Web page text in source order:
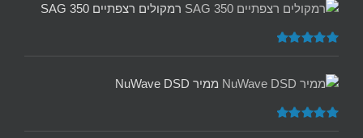
רמקולים רצפתיים SAG 350
דורג5.00
ממיר NuWave DSD
דורג5.00